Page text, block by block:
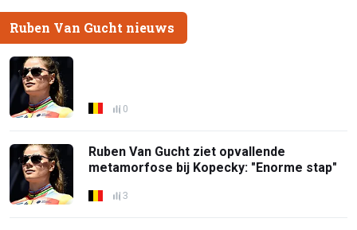
Ruben Van Gucht nieuws
0
Ruben Van Gucht ziet opvallende
metamorfose bij Kopecky: "Enorme stap"
3